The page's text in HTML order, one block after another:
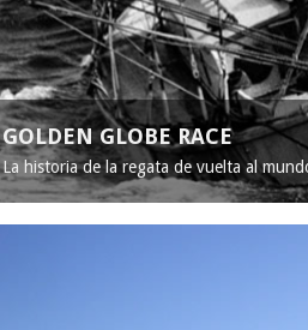
GOLDEN GLOBE RACE
La historia de la regata de vuelta al